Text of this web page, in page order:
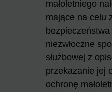
małoletniego
mające na celu
bezpieczeństwa
niezwłoczne
służbowej z
przekazanie jej
ochronę